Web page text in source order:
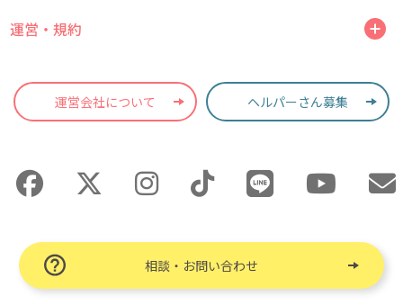
運営・規約
運営会社について ヘルパーさん募集
相談・お問い合わせ